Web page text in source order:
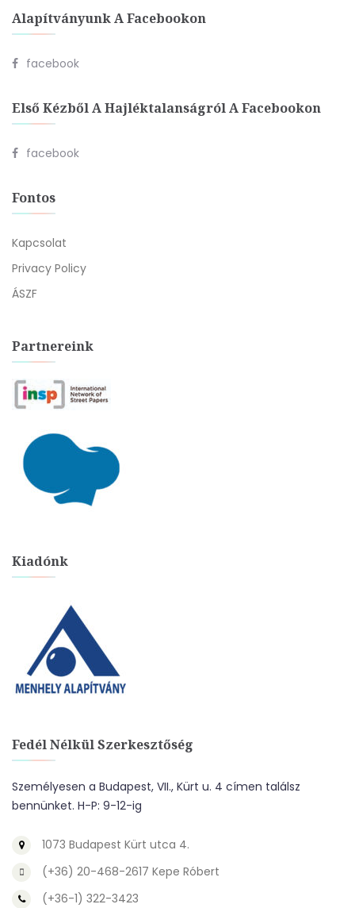
Alapítványunk A Facebookon
facebook
Első Kézből A Hajléktalanságról A Facebookon
facebook
Fontos
Kapcsolat
Privacy Policy
ÁSZF
Partnereink
Kiadónk
Fedél Nélkül Szerkesztőség
Személyesen a Budapest, VII., Kürt u. 4 címen találsz
bennünket. H-P: 9-12-ig
1073 Budapest Kürt utca 4.
(+36) 20-468-2617 Kepe Róbert
(+36-1) 322-3423